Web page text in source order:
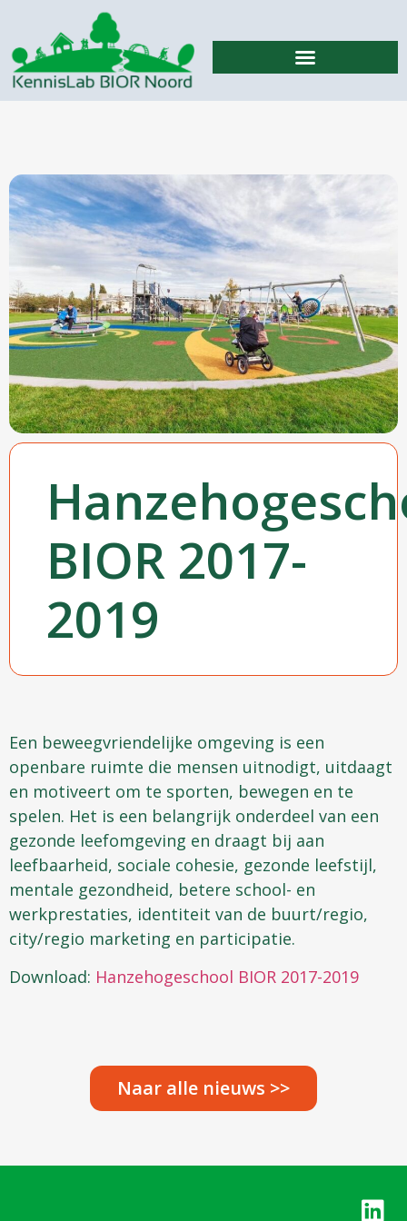
BIOR 2017-
2019
Een beweegvriendelijke omgeving is een
openbare ruimte die mensen uitnodigt, uitdaagt
en motiveert om te sporten, bewegen en te
spelen. Het is een belangrijk onderdeel van een
gezonde leefomgeving en draagt bij aan
leefbaarheid, sociale cohesie, gezonde leefstijl,
mentale gezondheid, betere school- en
werkprestaties, identiteit van de buurt/regio,
city/regio marketing en participatie.
Download: Hanzehogeschool BIOR 2017-2019
Naar alle nieuws >>